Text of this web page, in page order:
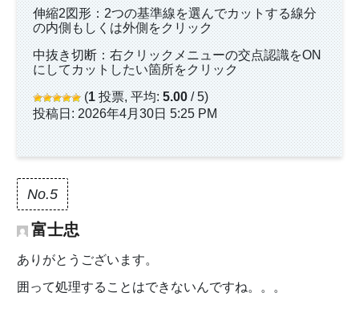
伸縮2図形：2つの基準線を選んでカットする線分
の内側もしくは外側をクリック
中抜き切断：右クリックメニューの交点認識をON
にしてカットしたい箇所をクリック
(1投票, 平均:5.00/ 5)
投稿日: 2026年4月30日 5:25 PM
No.5
富士忠
ありがとうございます。
囲って処理することはできないんですね。。。